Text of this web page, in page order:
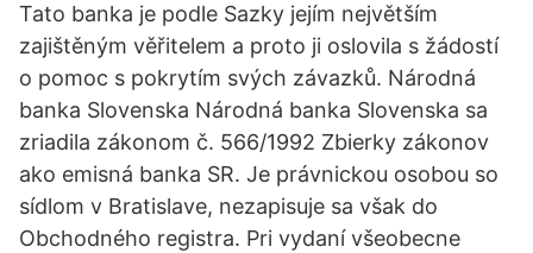
Tato banka je podle Sazky jejím největším
zajištěným věřitelem a proto ji oslovila s žádostí
o pomoc s pokrytím svých závazků. Národná
banka Slovenska Národná banka Slovenska sa
zriadila zákonom č. 566/1992 Zbierky zákonov
ako emisná banka SR. Je právnickou osobou so
sídlom v Bratislave, nezapisuje sa však do
Obchodného registra. Pri vydaní všeobecne